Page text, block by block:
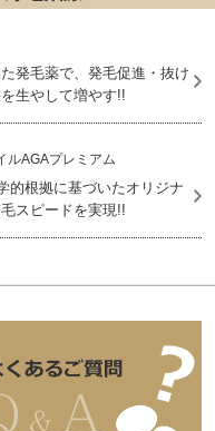
発毛薬で、発毛促進・抜け
生やして増やす!!
ルAGAプレミアム
的根拠に基づいたオリジナ
スピードを実現!!